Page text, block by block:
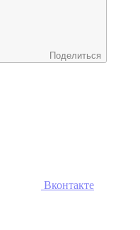
Поделиться
Вконтакте